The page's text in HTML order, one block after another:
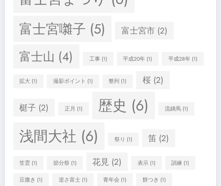
富士宮囃子 (5) 富士宮市(2)
富士山 (4) 工事(1) 平成20年 (1) 平成28年(1)
拡大 (1) 撮影ポイント (1) 整列 (1) 桜(2)
梃子 (2) 正月 (1) 歴史 (6) 流鏑馬(1)
浅間大社 (6) 祭り (1) 笛 (2)
笠雲 (1) 節分祭(1) 花見 (2) 表示(1) 訓練 (1)
豆撒き (1) 逆さ富士(1) 青年会 (1) 餅つき (1)